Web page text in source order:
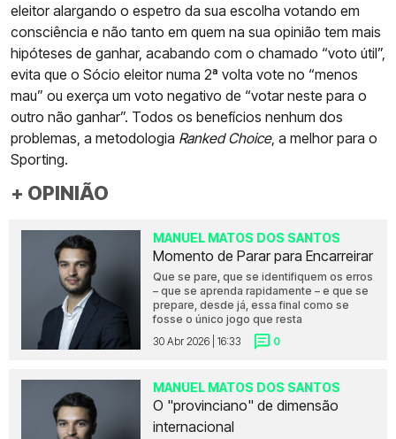
eleitor alargando o espetro da sua escolha votando em
consciência e não tanto em quem na sua opinião tem mais
hipóteses de ganhar, acabando com o chamado “voto útil”,
evita que o Sócio eleitor numa 2ª volta vote no “menos
mau” ou exerça um voto negativo de “votar neste para o
outro não ganhar”. Todos os benefícios nenhum dos
problemas, a metodologia Ranked Choice, a melhor para o
Sporting.
+ OPINIÃO
MANUEL MATOS DOS SANTOS
Momento de Parar para Encarreirar
Que se pare, que se identifiquem os erros
– que se aprenda rapidamente – e que se
prepare, desde já, essa final como se
fosse o único jogo que resta
30 Abr 2026 | 16:33
0
MANUEL MATOS DOS SANTOS
O "provinciano" de dimensão
internacional